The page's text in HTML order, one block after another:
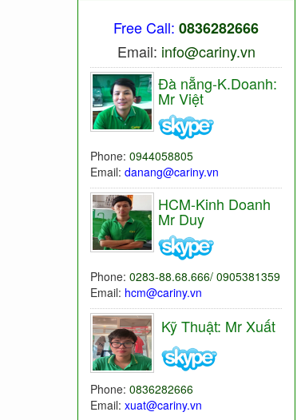
Free Call:0836282666
Email: info@cariny.vn
Đà nẵng-K.Doanh:
Mr Việt
Phone: 0944058805
Email: danang@cariny.vn
HCM-Kinh Doanh
Mr Duy
Phone: 0283-88.68.666/ 0905381359
Email: hcm@cariny.vn
Kỹ Thuật: Mr Xuất
Phone: 0836282666
Email: xuat@cariny.vn